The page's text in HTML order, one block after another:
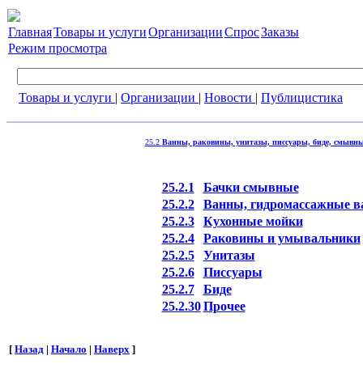
ГлавнаяТовары и услугиОрганизацииСпросЗаказы
Режим просмотра
Товары и услуги | Организации | Новости | Публицистика
25.2 Ванны, раковины, унитазы, писсуары, биде,
25.2.1
Бачки смывные
25.2.2
Ванны, гидромассажные
25.2.3
Кухонные мойки
25.2.4
Раковины и умывальники
25.2.5
Унитазы
25.2.6
Писсуары
25.2.7
Биде
25.2.30 Прочее
[ Назад | Начало | Наверх ]